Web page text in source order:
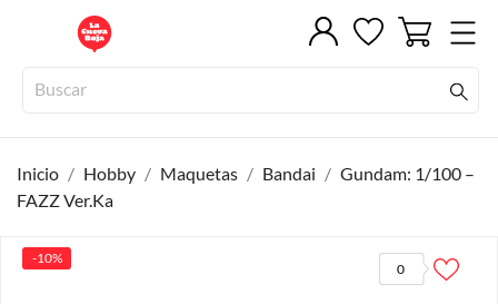
Inicio Hobby Maquetas Bandai
Gundam: 1/100 –
FAZZ Ver.Ka
0
-10%